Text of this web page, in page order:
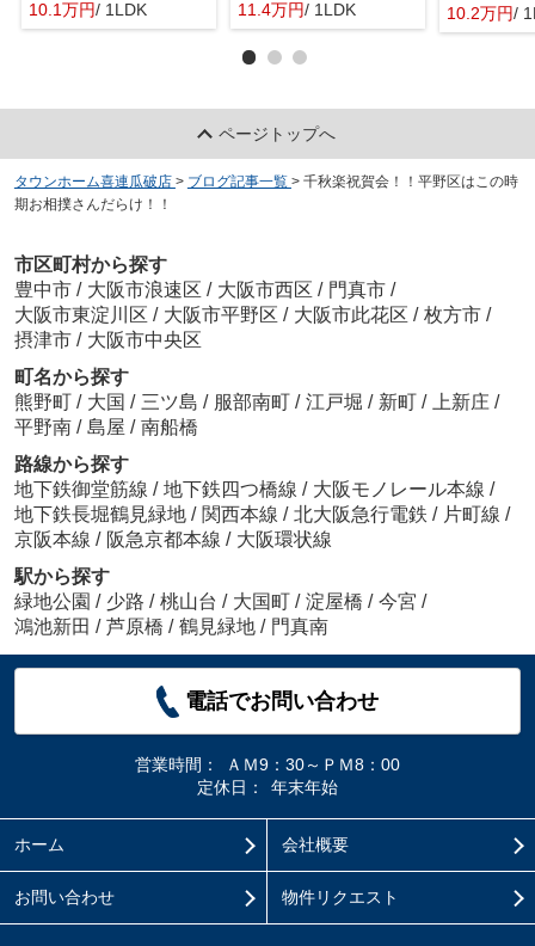
10.1万円/ 1LDK
11.4万円/ 1LDK
10.2万円/
ページトップへ
タウンホーム喜連瓜破店 > ブログ記事一覧 > 千秋楽祝賀会！！平野区はこの時
期お相撲さんだらけ！！
市区町村から探す
豊中市 / 大阪市浪速区 / 大阪市西区 / 門真市 /
大阪市東淀川区 / 大阪市平野区 / 大阪市此花区 / 枚方市 /
摂津市 / 大阪市中央区
町名から探す
熊野町 / 大国 / 三ツ島 / 服部南町 / 江戸堀 / 新町 / 上新庄 /
平野南 / 島屋 / 南船橋
路線から探す
地下鉄御堂筋線 / 地下鉄四つ橋線 / 大阪モノレール本線 /
地下鉄長堀鶴見緑地 / 関西本線 / 北大阪急行電鉄 / 片町線 /
京阪本線 / 阪急京都本線 / 大阪環状線
駅から探す
緑地公園 / 少路 / 桃山台 / 大国町 / 淀屋橋 / 今宮 /
鴻池新田 / 芦原橋 / 鶴見緑地 / 門真南
電話でお問い合わせ
営業時間：
ＡＭ9：30～ＰＭ8：00
定休日：
年末年始
ホーム 会社概要
お問い合わせ 物件リクエスト